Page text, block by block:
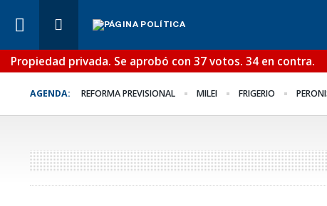
Propiedad privada. Se aprobó con 37 votos. 34 en contra.
AGENDA: REFORMA PREVISIONAL MILEI FRIGERIO
Poder Judicial?